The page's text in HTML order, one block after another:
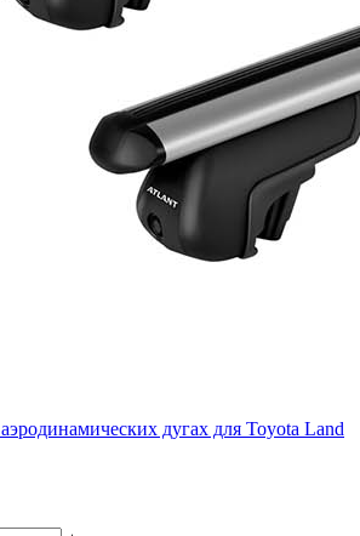
дугах для Toyota Land